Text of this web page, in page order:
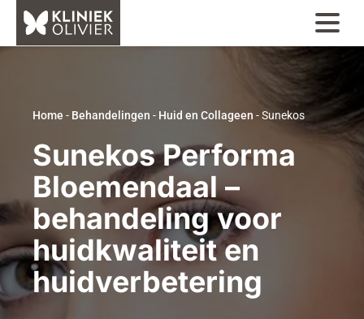
Home - Behandelingen - Huid en Collageen -Sunekos
Sunekos Performa
Bloemendaal –
behandeling voor
huidkwaliteit en
huidverbetering